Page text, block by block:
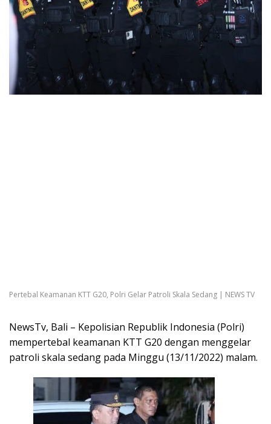
Pertebal Keamanan KTT G20, Polri Gelar Patroli Skala Sedang | NEWS TV
NewsTv, Bali – Kepolisian Republik Indonesia (Polri)
mempertebal keamanan KTT G20 dengan menggelar
patroli skala sedang pada Minggu (13/11/2022) malam.